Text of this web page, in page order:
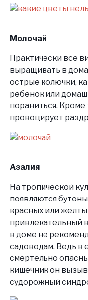
Молочай
Практически все
выращивать в
острые колючки,
ребенок или
пораниться. Кроме
провоцирует
Азалия
На тропической
появляются
красных или
привлекательный
в доме не
садоводам. Ведь в
смертельно
кишечник он
судорожный